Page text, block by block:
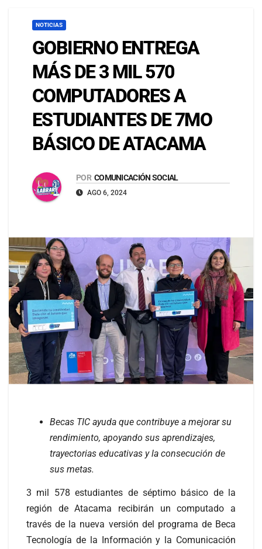
NOTICIAS
GOBIERNO ENTREGA
MÁS DE 3 MIL 570
COMPUTADORES A
ESTUDIANTES DE 7MO
BÁSICO DE ATACAMA
POR COMUNICACIÓN SOCIAL
AGO 6, 2024
Becas TIC ayuda que contribuye a mejorar su
rendimiento, apoyando sus aprendizajes,
trayectorias educativas y la consecución de
sus metas.
3 mil 578 estudiantes de séptimo básico de la
región de Atacama recibirán un computado a
través de la nueva versión del programa de Beca
Tecnología de la Información y la Comunicación